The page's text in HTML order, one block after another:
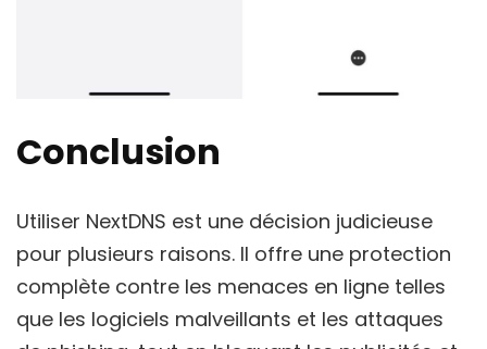
Conclusion
Utiliser NextDNS est une décision judicieuse
pour plusieurs raisons. Il offre une protection
complète contre les menaces en ligne telles
que les logiciels malveillants et les attaques